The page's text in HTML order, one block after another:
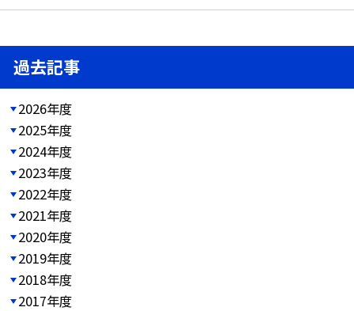
過去記事
2026年度
2025年度
2024年度
2023年度
2022年度
2021年度
2020年度
2019年度
2018年度
2017年度